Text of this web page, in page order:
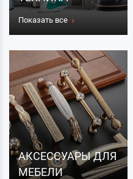
Показать все
АКСЕССУАРЫ ДЛЯ
МЕБЕЛИ